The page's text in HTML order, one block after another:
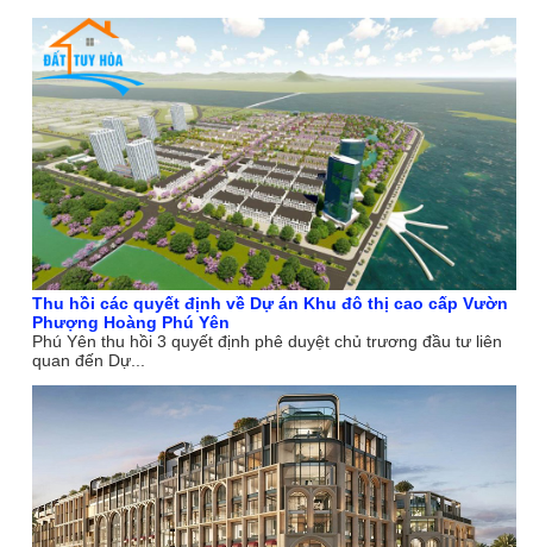
Thu hồi các quyết định về Dự án Khu đô thị cao cấp Vườn
Phượng Hoàng Phú Yên
Phú Yên thu hồi 3 quyết định phê duyệt chủ trương đầu tư liên
quan đến Dự...